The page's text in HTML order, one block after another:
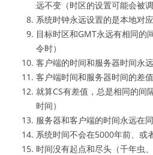
远不变（时区的设置可能会被调
系统时钟永远设置的是本地对
目标时区和GMT永远有相同的
令时）
客户端的时间和服务器时间永
客户端时间和服务器时间的差
就算CS有差值，总是相同的间
时间）
服务器和客户端的时间永远在
系统时间不会在5000年前、或
时间没有起点和尽头（千年虫